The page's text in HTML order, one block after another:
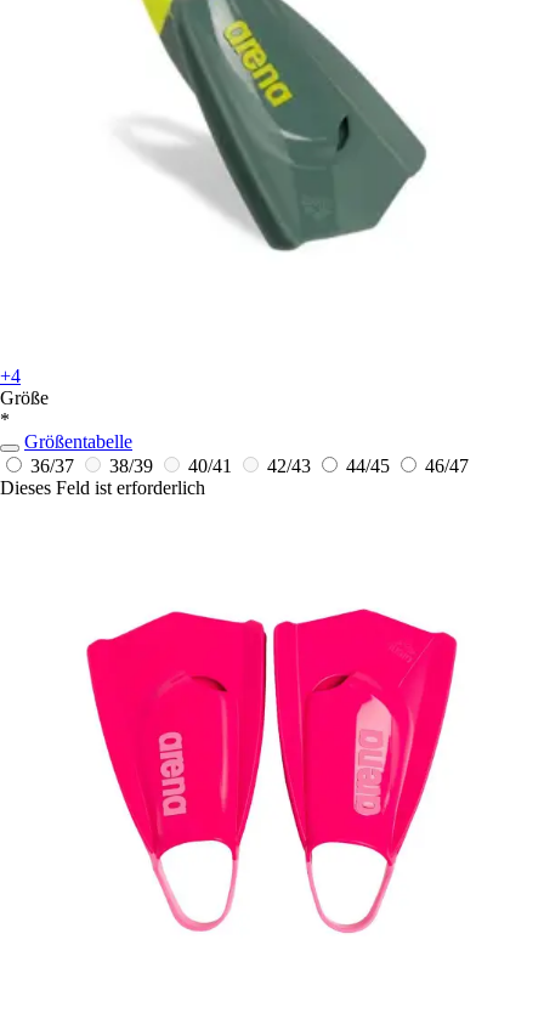
+4
Größe
*
Größentabelle
36/37
38/39 40/41 42/43 44/45
46/47
Dieses Feld ist erforderlich